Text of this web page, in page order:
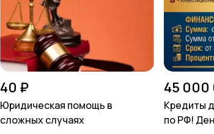
40 ₽
Юридическая помощь в
сложных случаях
45 000
Кредиты
по РФ!